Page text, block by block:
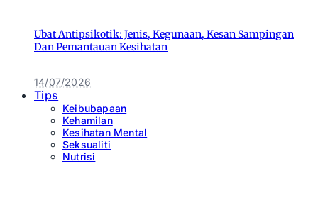
Ubat Antipsikotik: Jenis, Kegunaan, Kesan Sampingan
Dan Pemantauan Kesihatan
14/07/2026
Tips
Keibubapaan
Kehamilan
Kesihatan Mental
Seksualiti
Nutrisi